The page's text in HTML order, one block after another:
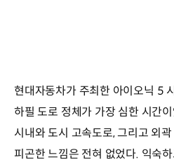
현대자동차가 주최한 아이오닉 5
하필 도로 정체가 가장 심한 시간
시내와 도시 고속도로, 그리고 외
피곤한 느낌은 전혀 없었다. 익숙